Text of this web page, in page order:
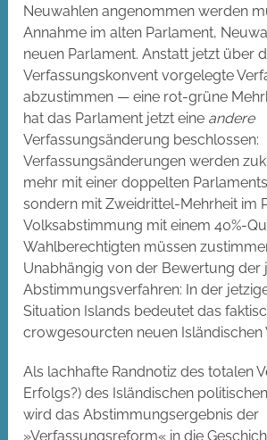
Neuwahlen angenommen werden
Annahme im alten Parlament,
neuen Parlament. Anstatt jetzt über
Verfassungskonvent vorgelegte
abzustimmen — eine rot-grüne
hat das Parlament jetzt eine andere
Verfassungsänderung beschlossen:
Verfassungsänderungen werden
mehr mit einer doppelten
sondern mit Zweidrittel-Mehrheit im
Volksabstimmung mit einem 40%-
Wahlberechtigten müssen
Unabhängig von der Bewertung der
Abstimmungsverfahren: In der
Situation Islands bedeutet das
crowgesourcten neuen Isländischen
Als lachhafte Randnotiz des totalen
Erfolgs?) des Isländischen
wird das Abstimmungsergebnis der
»Verfassungsreform« in die